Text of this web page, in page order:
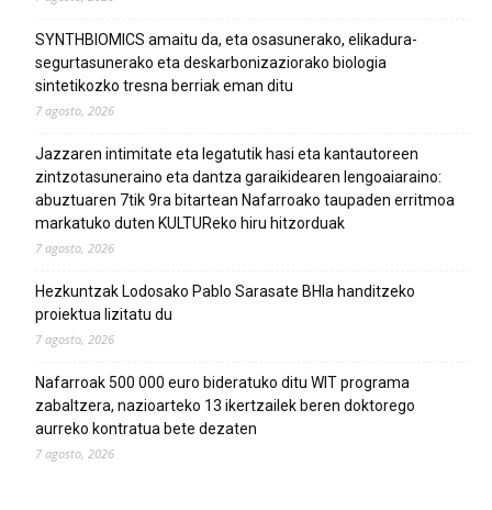
SYNTHBIOMICS amaitu da, eta osasunerako, elikadura-
segurtasunerako eta deskarbonizaziorako biologia
sintetikozko tresna berriak eman ditu
7 agosto, 2026
Jazzaren intimitate eta legatutik hasi eta kantautoreen
zintzotasuneraino eta dantza garaikidearen lengoaiaraino:
abuztuaren 7tik 9ra bitartean Nafarroako taupaden erritmoa
markatuko duten KULTUReko hiru hitzorduak
7 agosto, 2026
Hezkuntzak Lodosako Pablo Sarasate BHIa handitzeko
proiektua lizitatu du
7 agosto, 2026
Nafarroak 500 000 euro bideratuko ditu WIT programa
zabaltzera, nazioarteko 13 ikertzailek beren doktorego
aurreko kontratua bete dezaten
7 agosto, 2026